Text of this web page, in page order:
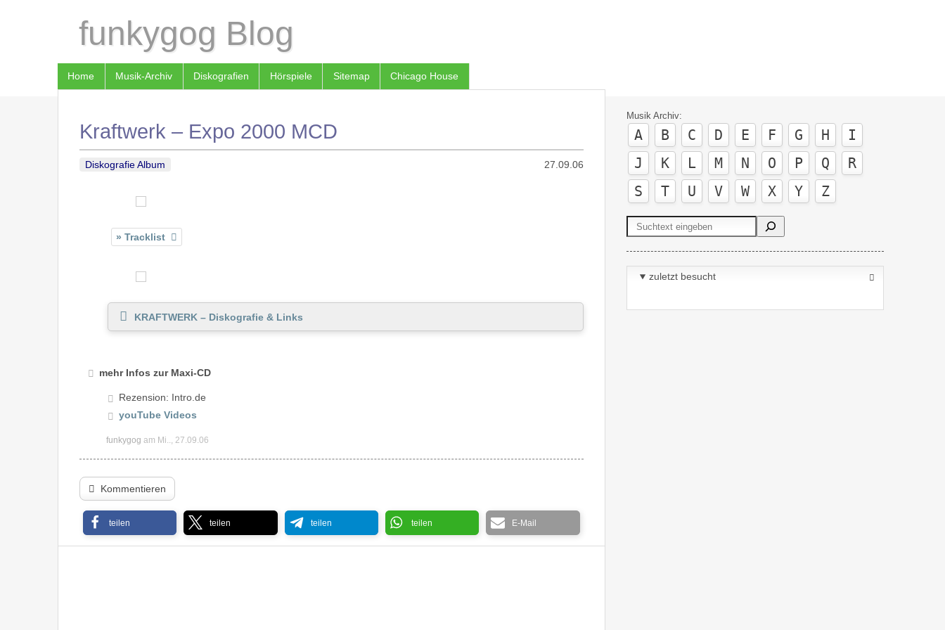
funkygog Blog
Home Musik-Archiv Diskografien Hörspiele Sitemap Chicago House
Kraftwerk – Expo 2000 MCD
Diskografie Album 27.09.06
Tracklist
KRAFTWERK – Diskografie & Links
mehr Infos zur Maxi-CD
Rezension: Intro.de
youTube Videos
funkygog am Mi.., 27.09.06
Kommentieren
teilen teilen teilen teilen E-Mail
Musik Archiv:
A B C D E F G H
I
J
K L M N O P Q
R
S
T U V W X Y Z
Suchen
zuletzt besucht